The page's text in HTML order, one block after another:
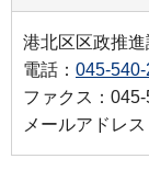
港北区区政推
電話： 045-
ファクス：
メールアドレス